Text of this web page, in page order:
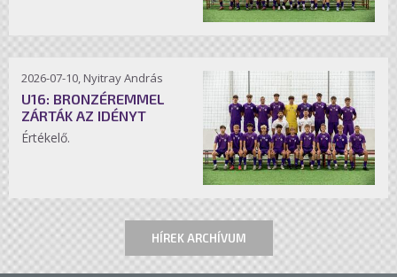
2026-07-10, Nyitray András
U16: BRONZÉREMMEL
ZÁRTÁK AZ IDÉNYT
Értékelő.
HÍREK ARCHÍVUM